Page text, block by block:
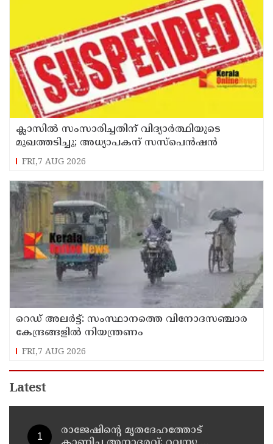
ക്ലാസിൽ സംസാരിച്ചതിന് വിദ്യാര്‍ത്ഥിയുടെ
മുഖത്തടിച്ചു; അധ്യാപകന് സസ്പെൻഷൻ
FRI,7 AUG 2026
റെഡ് അലർട്ട്: സംസ്ഥാനത്തെ വിനോദസഞ്ചാര
കേന്ദ്രങ്ങളിൽ നിയന്ത്രണം
FRI,7 AUG 2026
Latest
രാജേഷിന്റെ മൃതദേഹത്തോട്